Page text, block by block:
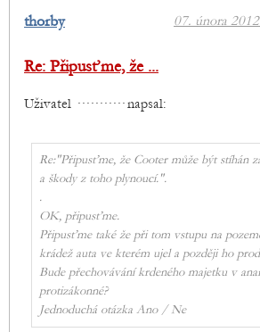
07. února
thorby
Re: Připusťme, že ...
Uživatel ··········· napsal:
Re:"Připusťme, že Cooter může být stíhán
a škody z toho plynoucí.".
.
OK, připusťme.
Připusťme také že při tom vstupu na
krádež auta ve kterém ujel a později ho
Bude přechovávání krdeného majetku v
protizákonné?
Jednoduchá otázka Ano / Ne